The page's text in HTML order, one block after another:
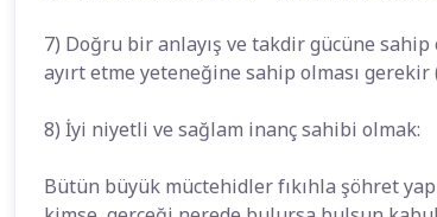
7) Doğru bir anlayış ve takdir gücüne
ayırt etme yeteneğine sahip olması gerekir
8) İyi niyetli ve sağlam inanç sahibi olmak:
Bütün büyük müctehidler fıkıhla şöhret